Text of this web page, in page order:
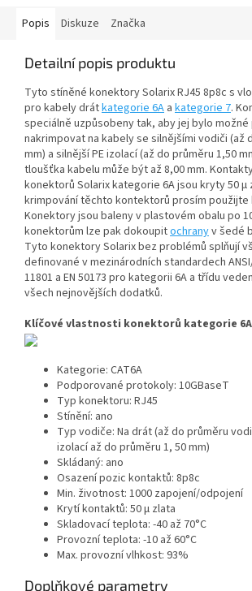
Popis Diskuze Značka
Detailní popis produktu
Tyto stíněné konektory Solarix RJ45 8p8c s
pro kabely drátkategorie 6A a kategorie 7.
speciálně uzpůsobeny tak, aby jej bylo
nakrimpovat na kabely se silnějšími vodiči (až
mm) a silnější PE izolací (až do průměru 1,50
tloušťka kabelu může být až 8,00 mm.
konektorů Solarix kategorie 6A jsou kryty 50 µ
krimpování těchto kontektorů prosím použijte
Konektory jsou baleny v plastovém obalu po
konektorům lze pak dokoupitochranyv šedé
Tyto konektory Solarix bez problémů splňují
definované v mezinárodních standardech
11801 a EN 50173 pro kategorii 6A a třídu
všech nejnovějších dodatků.
Klíčové vlastnosti konektorů kategorie 6A
Kategorie: CAT6A
Podporované protokoly: 10GBaseT
Typ konektoru: RJ45
Stínění: ano
Typ vodiče: Na drát (až do průměru
izolací až do průměru 1, 50 mm)
Skládaný: ano
Osazení pozic kontaktů: 8p8c
Min. životnost: 1000 zapojení/odpojení
Krytí kontaktů: 50 µ zlata
Skladovací teplota: -40 až 70°C
Provozní teplota: -10 až 60°C
Max. provozní vlhkost: 93%
Doplňkové parametry